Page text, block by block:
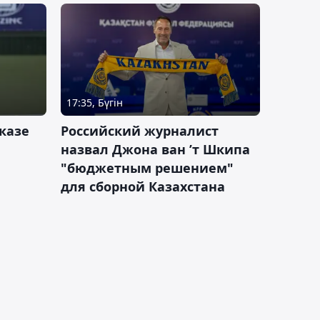
17:35, Бүгін
Российский журналист
назвал Джона ван ’т Шкипа
"бюджетным решением"
для сборной Казахстана